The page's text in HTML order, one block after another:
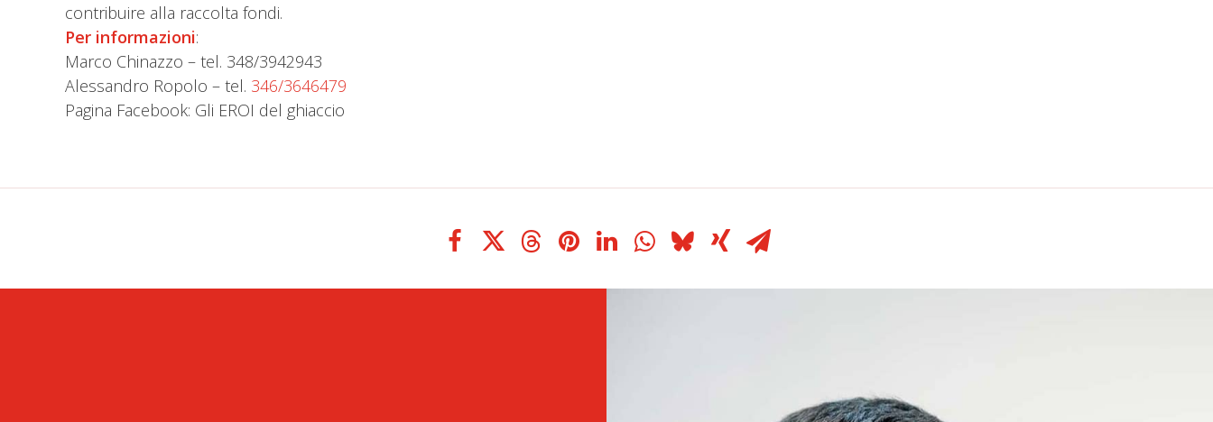
contribuire alla raccolta fondi.
Per informazioni:
Marco Chinazzo – tel. 348/3942943
Alessandro Ropolo – tel. 346/3646479
Pagina Facebook: Gli EROI del ghiaccio